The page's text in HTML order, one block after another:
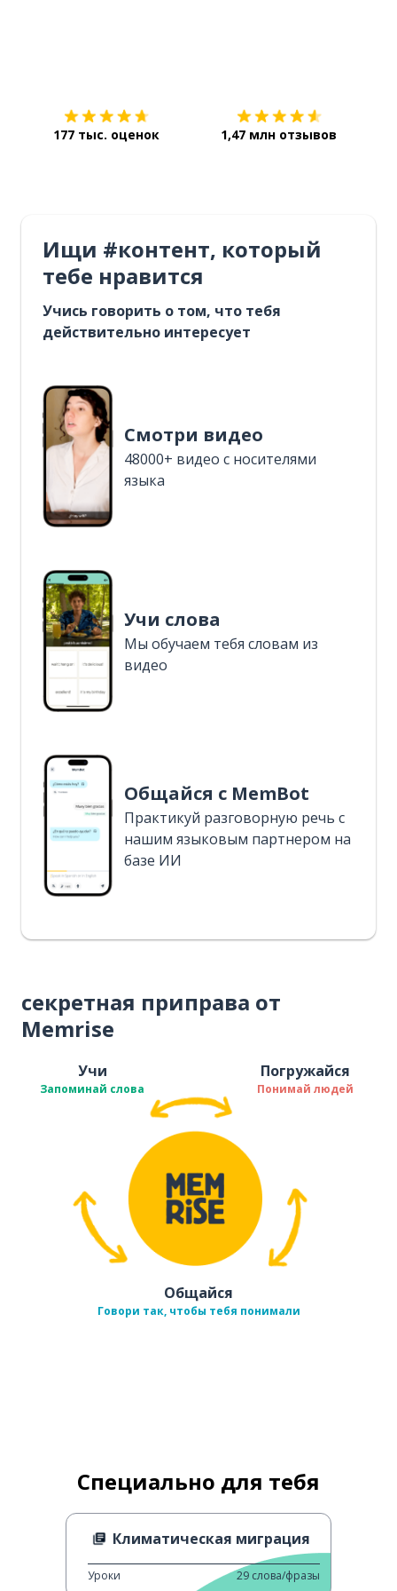
177 тыс. оценок 1,47 млн отзывов
Ищи #контент, который
тебе нравится
Учись говорить о том, что тебя
действительно интересует
Смотри видео
48000+ видео с носителями
языка
Учи слова
Мы обучаем тебя словам из
видео
Общайся с MemBot
Практикуй разговорную речь с
нашим языковым партнером на
базе ИИ
секретная приправа от
Memrise
Учи
Запоминай слова
Погружайся
Понимай людей
Общайся
Говори так, чтобы тебя понимали
Специально для тебя
Климатическая миграция
Уроки 29 слова/фразы